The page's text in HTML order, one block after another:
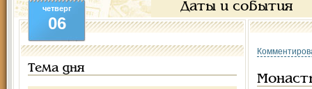
Даты и события
четверг
06
Тема дня